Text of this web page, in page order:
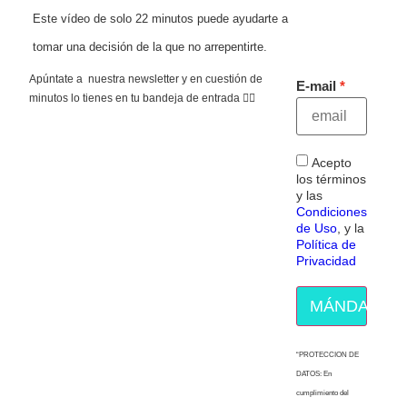
Este vídeo de solo 22 minutos puede ayudarte a
tomar una decisión de la que no arrepentirte.
Apúntate a nuestra newsletter y en cuestión de
minutos lo tienes en tu bandeja de entrada 👇🏻
E-mail
Acepto
los términos
y las
Condiciones
de Uso, y la
Política de
Privacidad
MÁNDAME
“PROTECCION DE
DATOS: En
cumplimiento del